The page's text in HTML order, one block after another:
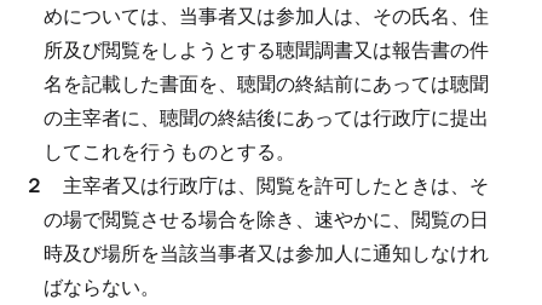
めについては、当事者又は参加人は、その氏名、住
所及び閲覧をしようとする聴聞調書又は報告書の件
名を記載した書面を、聴聞の終結前にあっては聴聞
の主宰者に、聴聞の終結後にあっては行政庁に提出
してこれを行うものとする。
２ 主宰者又は行政庁は、閲覧を許可したときは、そ
の場で閲覧させる場合を除き、速やかに、閲覧の日
時及び場所を当該当事者又は参加人に通知しなけれ
ばならない。